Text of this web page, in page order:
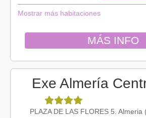
Mostrar más habitaciones
MÁS INFO
Exe Almería
PLAZA DE LAS FLORES 5. Almeria